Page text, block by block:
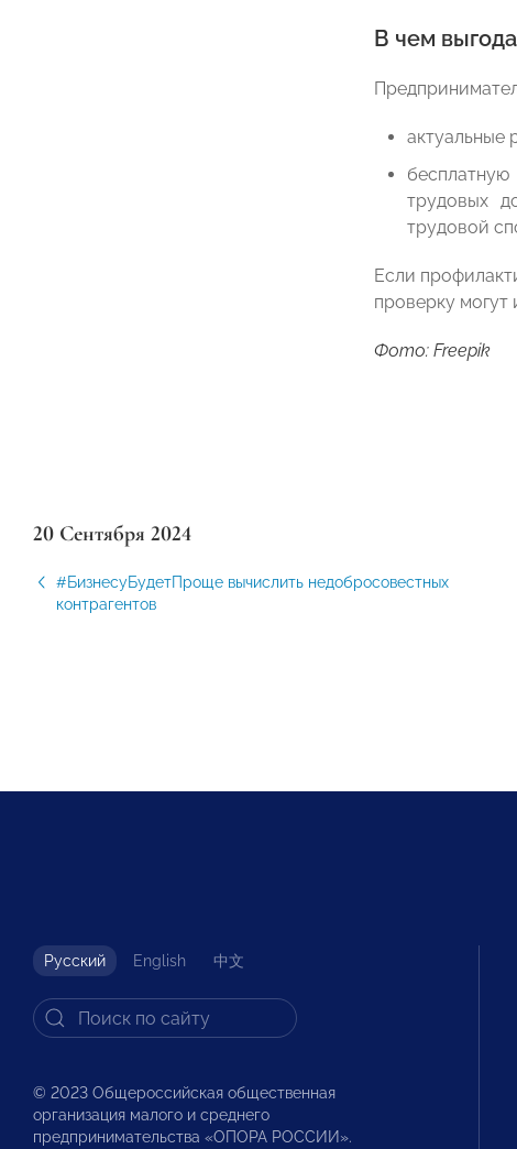
В чем
актуальные
трудовых
трудовой
Если
проверку могут
Фото: Freepik
20 Сентября 2024
#БизнесуБудетПроще вычислить недобросовестных
контрагентов
Русский English 中文
© 2023 Общероссийская общественная
организация малого и среднего
предпринимательства «ОПОРА РОССИИ».